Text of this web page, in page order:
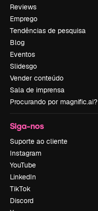
Reviews
Emprego
Tendências de pesquisa
Blog
Eventos
Slidesgo
Vender conteúdo
Sala de imprensa
Procurando por magnific.ai?
Siga-nos
Suporte ao cliente
Instagram
YouTube
LinkedIn
TikTok
Discord